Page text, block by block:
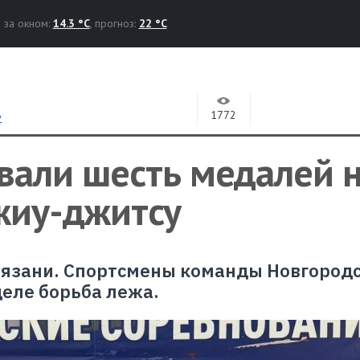
за окном: 14.3 °C, прогноз: 22 °C
1772
шесть медалей
джитсу
Спортсмены команды
борьба лежа.